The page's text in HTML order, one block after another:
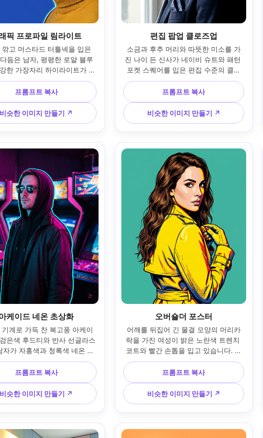
픽 프로파일 림라이트
깎고 머스타드 터틀넥을 입은
듬은 남자, 평평한 로얄 블루
한 가장자리 하이라이트가 있
명 프로필; 85mm 초상화 모습,
공간을 가진 옆 단면도 구성;
포스터 그림자, 두꺼운 그래픽
, 최소한의 하프톤 질감; 현실적
디테일, 날카로운 속눈썹, 고해
상도 --ar 4:5
프롬프트 복사
비슷한 이미지 만들기 ↗
편집 팝업 클로즈업
소금과 후추 머리와 따뜻한 미소를 가
진 나이 든 신사가 네이비 슈트와 패턴
포켓 스퀘어를 입은 편집 수준의 클로
즈업; 부드러운 낙하가 있는 부드러운
창문 조명, 얇은 림 하이라이트; 85mm
렌즈 모습, 단단한 작물; 깔끔한 색상 분
리, 미드톤의 미세한 하프톤, 선명한 윤
곽선이 있는 팝 아트 팔레트; 현실적인
모공, 자연스러운 그림자, 고해상도 --
ar 4:5
프롬프트 복사
비슷한 이미지 만들기 ↗
케이드 네온 초상화
기계로 가득 찬 복고풍 아케이
은색 후드티와 반사 선글라스
자가 자홍색과 청록색 네온 아
있습니다. 네온 스필과 림 하이
와의 영화적인 대비; 35mm 렌
3/4 프레임; 대담한 윤곽이 있
트 포스터라이제이션, 재킷에
그라데이션; 사실적인 얼굴 디
명한 초점, 고해상도 --ar 4:5
프롬프트 복사
비슷한 이미지 만들기 ↗
오버숄더 포스터
어깨를 뒤집어 긴 물결 모양의 머리카
락을 가진 여성이 밝은 노란색 트렌치
코트와 빨간 손톱을 입고 있습니다. 선
명한 그림자를 위한 하드 키가 있는 스
튜디오 스트로브 헤드샷 조명; 85mm
모양, 반 바디 편집 반 바디 프레임; 대
중 예술 색상 차단, 두꺼운 잉크 윤곽선,
halftone 그림자 점; 현실적인 피부 질
감, 날카로운 눈, 고해상도 --ar 4:5
프롬프트 복사
비슷한 이미지 만들기 ↗